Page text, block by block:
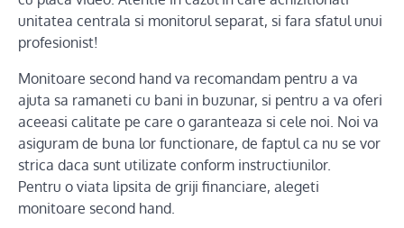
unitatea centrala si monitorul separat, si fara sfatul unui
profesionist!
Monitoare second hand va recomandam pentru a va
ajuta sa ramaneti cu bani in buzunar, si pentru a va oferi
aceeasi calitate pe care o garanteaza si cele noi. Noi va
asiguram de buna lor functionare, de faptul ca nu se vor
strica daca sunt utilizate conform instructiunilor.
Pentru o viata lipsita de griji financiare, alegeti
monitoare second hand.